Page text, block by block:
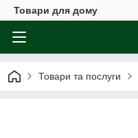
Товари для дому
Товари та послуги